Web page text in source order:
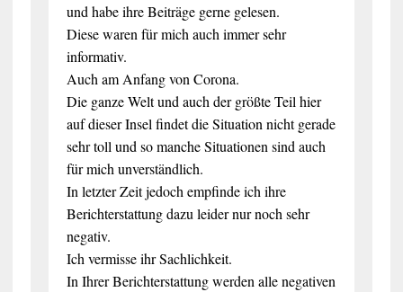
und habe ihre Beiträge gerne gelesen.
Diese waren für mich auch immer sehr
informativ.
Auch am Anfang von Corona.
Die ganze Welt und auch der größte Teil hier
auf dieser Insel findet die Situation nicht gerade
sehr toll und so manche Situationen sind auch
für mich unverständlich.
In letzter Zeit jedoch empfinde ich ihre
Berichterstattung dazu leider nur noch sehr
negativ.
Ich vermisse ihr Sachlichkeit.
In Ihrer Berichterstattung werden alle negativen